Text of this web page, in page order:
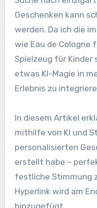
Geschenken kann
werden. Da ich die
wie Eau de Cologne
Spielzeug für
etwas KI-Magie in
Erlebnis zu
In diesem Artikel
mithilfe von KI und
personalisierten
erstellt habe –
festliche Stimmung
Hyperlink wird am
hinzugefügt.